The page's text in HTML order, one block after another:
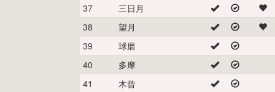
37
三日月
38
望月
39
球磨
40
多摩
41
木曾